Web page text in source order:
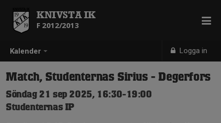
Kalender Logga in
KNIVSTA IK
F 2012/2013
Match, Studenternas Sirius - Degerfors
Söndag 21 sep 2025, 16:30-19:00
Studenternas IP